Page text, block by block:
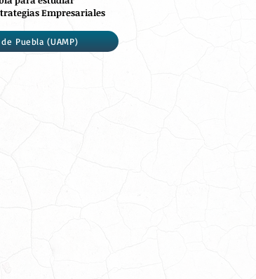
Empresariales
Puebla (UAMP)